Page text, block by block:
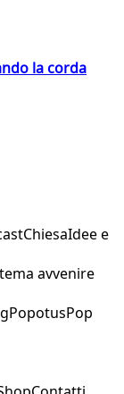
la corda
ChiesaIdee e
avvenire
PopotusPop